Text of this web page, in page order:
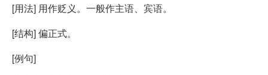
[用法] 用作贬义。一般作主语、宾语。
[结构] 偏正式。
[例句]